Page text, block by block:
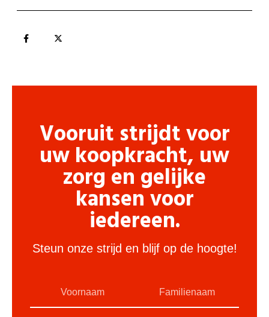
Vooruit strijdt voor
uw koopkracht, uw
zorg en gelijke
kansen voor
iedereen.
Steun onze strijd en blijf op de hoogte!